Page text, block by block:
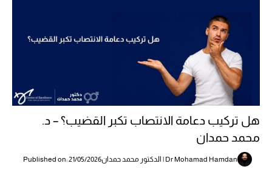
هل تركيب دعامة الانتصاب تكبر القضيب؟ – د.
محمد حمدان
Dr Mohamad Hamdan | الدكتور محمد حمدان Published on: 21/05/2026